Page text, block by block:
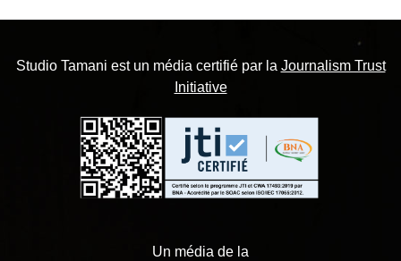
Studio Tamani est un média certifié par la Journalism Trust
Initiative
Un média de la